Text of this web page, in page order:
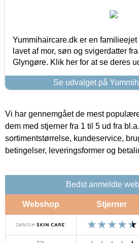
Yummihaircare.dk er en
lavet af mor, søn og svigerdatter
Glyngøre. Klik her for at se deres
Se udvalget på
Vi har gennemgået de mest
dem med stjerner fra 1 til 5 ud fra
sortimentstørrelse, kundeservice,
betingelser, leveringsformer og
Bedst anmeldte
Webshop Stjerner